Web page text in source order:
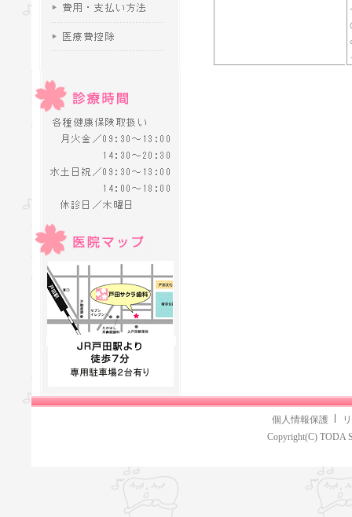
個人情報保護
Copyright(C) TODA